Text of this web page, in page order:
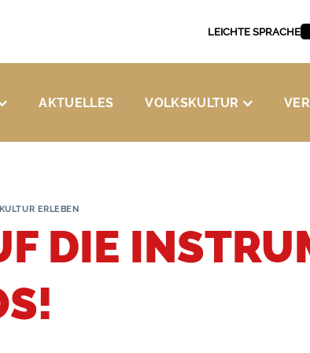
LEICHTE SPRACHE
AKTUELLES VOLKSKULTUR
ERLEBEN
DIE